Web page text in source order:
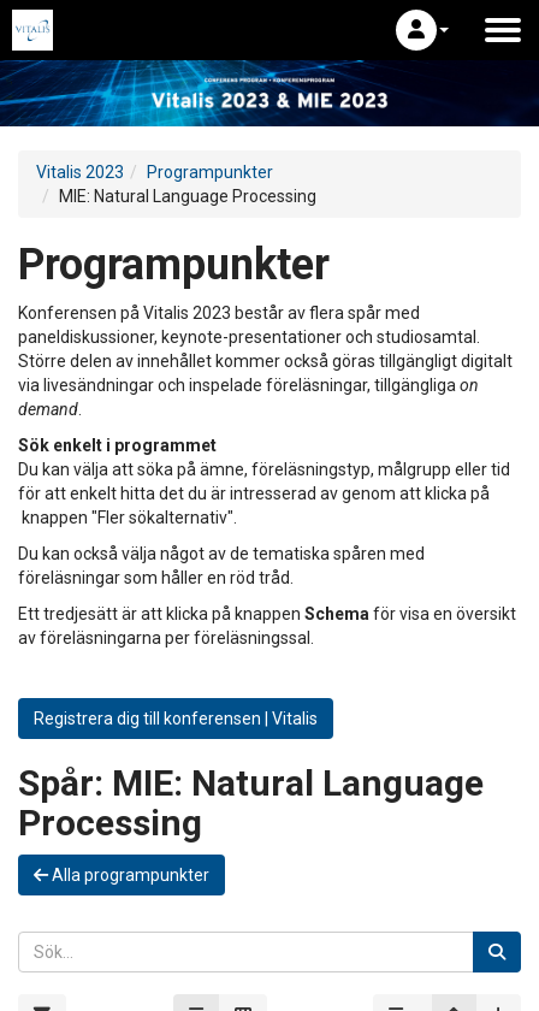
Vitalis 2023
Programpunkter
MIE: Natural Language Processing
Programpunkter
Konferensen på Vitalis 2023 består av flera spår med
paneldiskussioner, keynote-presentationer och studiosamtal.
Större delen av innehållet kommer också göras tillgängligt digitalt
via livesändningar och inspelade föreläsningar, tillgängliga on
demand
Sök enkelt i programmet
Du kan välja att söka på ämne, föreläsningstyp, målgrupp eller tid
för att enkelt hitta det du är intresserad av genom att klicka på
knappen "Fler sökalternativ".
Du kan också välja något av de tematiska spåren med
föreläsningar som håller en röd tråd.
Ett tredjesätt är att klicka på knappen Schema för visa en översikt
av föreläsningarna per föreläsningssal.
Registrera dig till konferensen | Vitalis
Spår: MIE: Natural Language
Processing
Alla programpunkter